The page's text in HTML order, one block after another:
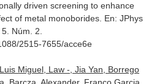
driven screening to enhance
of metal monoborides. En: JPhys
Núm. 2.
2515-7655/acce6e
Miguel, Law -, Jia Yan, Borrego